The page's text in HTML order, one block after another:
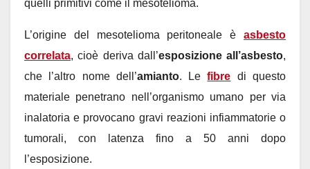
quelli primitivi come il mesotelioma.
L’origine del mesotelioma peritoneale è asbesto
correlata, cioè deriva dall’esposizione all’asbesto,
che l’altro nome dell’amianto. Lefibre di questo
materiale penetrano nell’organismo umano per via
inalatoria e provocano gravi reazioni infiammatorie o
tumorali, con latenza fino a 50 anni dopo
l’esposizione.